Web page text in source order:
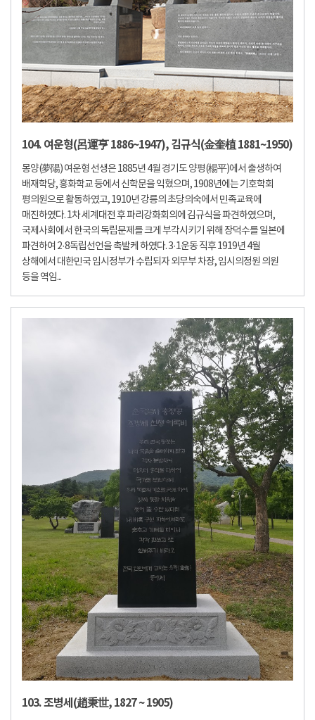
104. 여운형(呂運亨 1886~1947), 김규식(金奎植 1881~1950)
몽양(夢陽) 여운형 선생은 1885년 4월 경기도 양평(楊平)에서 출생하여
배재학당, 흥화학교 등에서 신학문을 익혔으며, 1908년에는 기호학회
평의원으로 활동하였고, 1910년 강릉의 초당의숙에서 민족교육에
매진하였다. 1차 세계대전 후 파리강화회의에 김규식을 파견하였으며,
국제사회에서 한국의 독립문제를 크게 부각시키기 위해 장덕수를 일본에
파견하여 2·8독립선언을 촉발케 하였다. 3·1운동 직후 1919년 4월
상해에서 대한민국 임시정부가 수립되자 외무부 차장, 임시의정원 의원
등을 역임...
103. 조병세(趙秉世, 1827 ~ 1905)